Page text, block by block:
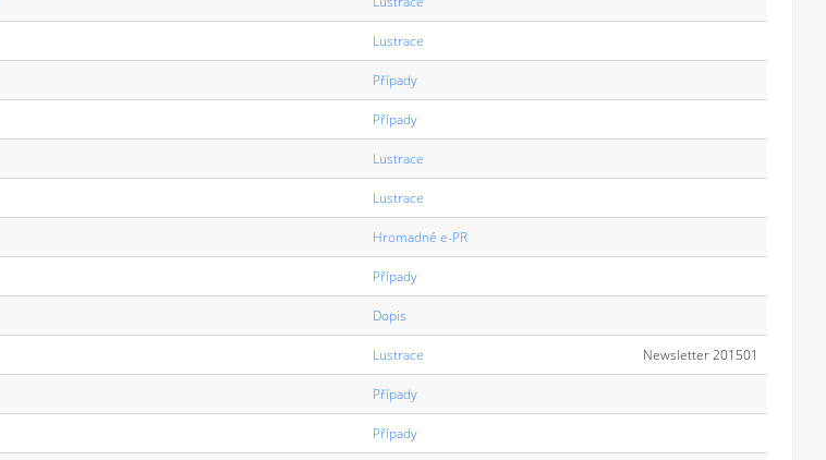
Lustrace
Případy
Případy
Lustrace
Lustrace
Hromadné e-PR
Případy
Dopis
Lustrace Newsletter 201501
Případy
Případy